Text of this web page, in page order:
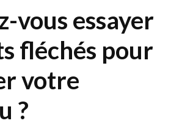
vous essayer
fléchés pour
votre
?